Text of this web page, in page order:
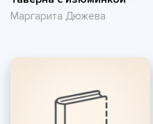
Маргарита Дюжева